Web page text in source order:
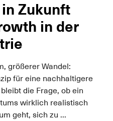
Zukunft
in der
größerer Wandel:
für eine nachhaltigere
die Frage, ob ein
wirklich realistisch
geht, sich zu ...